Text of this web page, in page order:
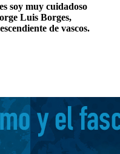
soy muy cuidadoso
Luis Borges,
de vascos.